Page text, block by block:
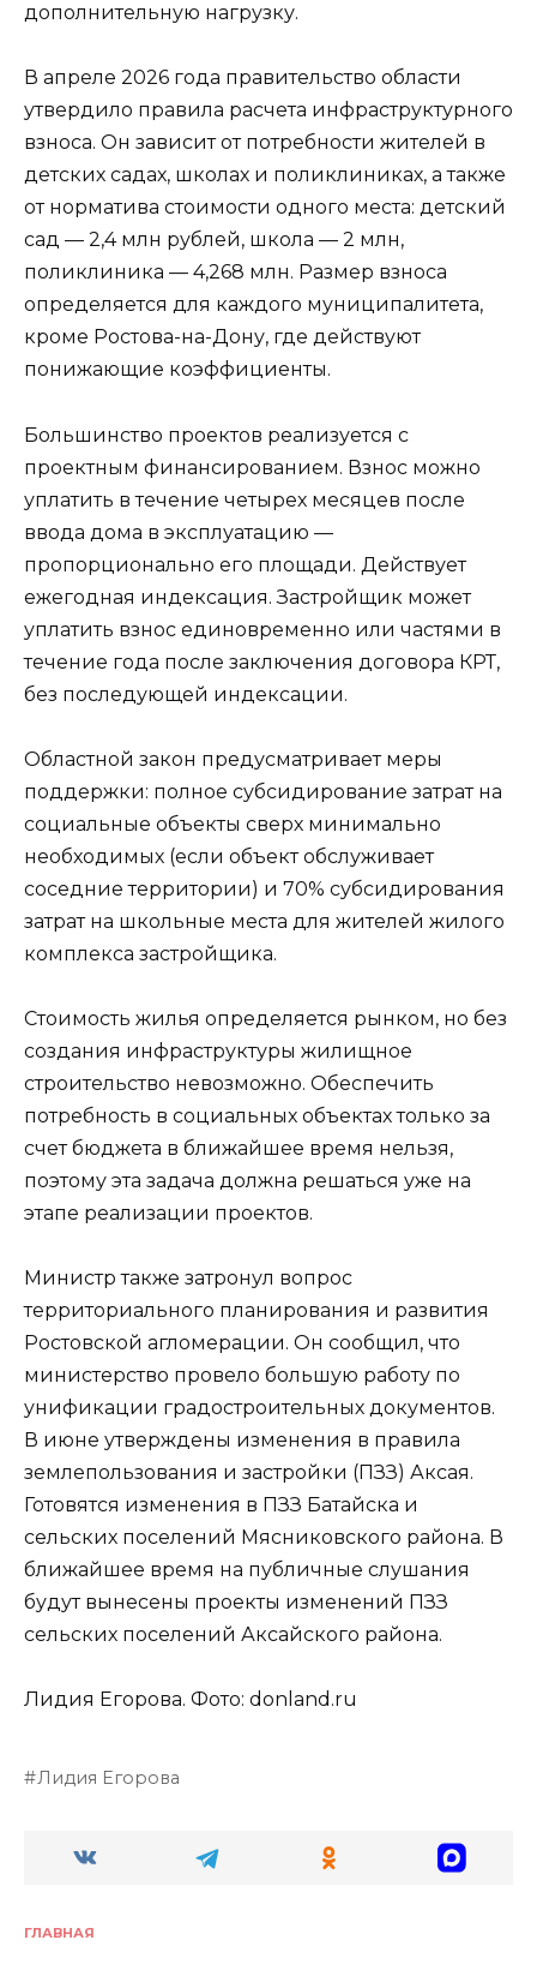
дополнительную нагрузку.
В апреле 2026 года правительство области
утвердило правила расчета инфраструктурного
взноса. Он зависит от потребности жителей в
детских садах, школах и поликлиниках, а также
от норматива стоимости одного места: детский
сад — 2,4 млн рублей, школа — 2 млн,
поликлиника — 4,268 млн. Размер взноса
определяется для каждого муниципалитета,
кроме Ростова-на-Дону, где действуют
понижающие коэффициенты.
Большинство проектов реализуется с
проектным финансированием. Взнос можно
уплатить в течение четырех месяцев после
ввода дома в эксплуатацию —
пропорционально его площади. Действует
ежегодная индексация. Застройщик может
уплатить взнос единовременно или частями в
течение года после заключения договора КРТ,
без последующей индексации.
Областной закон предусматривает меры
поддержки: полное субсидирование затрат на
социальные объекты сверх минимально
необходимых (если объект обслуживает
соседние территории) и 70% субсидирования
затрат на школьные места для жителей жилого
комплекса застройщика.
Стоимость жилья определяется рынком, но без
создания инфраструктуры жилищное
строительство невозможно. Обеспечить
потребность в социальных объектах только за
счет бюджета в ближайшее время нельзя,
поэтому эта задача должна решаться уже на
этапе реализации проектов.
Министр также затронул вопрос
территориального планирования и развития
Ростовской агломерации. Он сообщил, что
министерство провело большую работу по
унификации градостроительных документов.
В июне утверждены изменения в правила
землепользования и застройки (ПЗЗ) Аксая.
Готовятся изменения в ПЗЗ Батайска и
сельских поселений Мясниковского района. В
ближайшее время на публичные слушания
будут вынесены проекты изменений ПЗЗ
сельских поселений Аксайского района.
Лидия Егорова. Фото: donland.ru
Лидия Егорова
ГЛАВНАЯ